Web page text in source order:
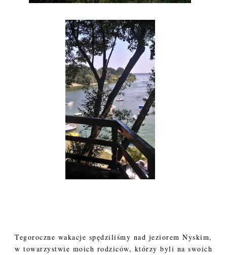
Tegoroczne wakacje spędziliśmy nad jeziorem Nyskim,
w towarzystwie moich rodziców, którzy byli na swoich